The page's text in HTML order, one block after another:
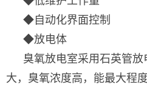
◆自动化界面控制
◆放电体
臭氧放电室采用石英管
大，臭氧浓度高，能最大程